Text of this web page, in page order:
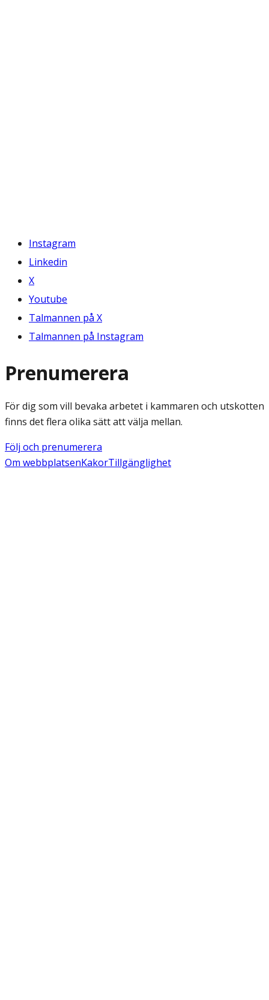
Instagram
Linkedin
X
Youtube
Talmannen på X
Talmannen på Instagram
Prenumerera
För dig som vill bevaka arbetet i kammaren och utskotten
finns det flera olika sätt att välja mellan.
Följ och prenumerera
Om webbplatsenKakorTillgänglighet